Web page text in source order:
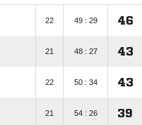
22 49 : 29 46
21 48 : 27 43
22 50 : 34 43
21 54 : 26 39